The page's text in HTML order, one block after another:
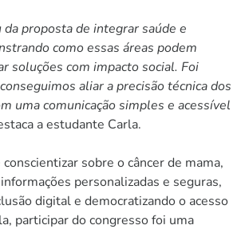
da proposta de integrar saúde e
como essas áreas podem
soluções com impacto social. Foi
aliar a precisão técnica dos
uma comunicação simples e acessível
a estudante Carla.
sobre o câncer de mama,
personalizadas e seguras,
digital e democratizando o acesso
participar do congresso foi uma